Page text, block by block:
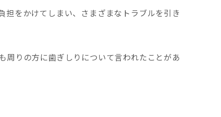
をかけてしまい、さまざまなトラブルを引き
りの方に歯ぎしりについて言われたことがあ